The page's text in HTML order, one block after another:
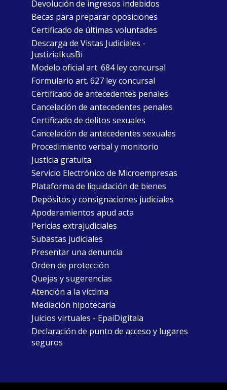
Devolución de ingresos indebidos
Becas para preparar oposiciones
Certificado de últimas voluntades
Descarga de Vistas Judiciales -
JustiziaIkusBi
Modelo oficial art. 684 ley concursal
Formulario art. 627 ley concursal
Certificado de antecedentes penales
Cancelación de antecedentes penales
Certificado de delitos sexuales
Cancelación de antecedentes sexuales
Procedimiento verbal y monitorio
Justicia gratuita
Servicio Electrónico de Microempresas
Plataforma de liquidación de bienes
Depósitos y consignaciones judiciales
Apoderamientos apud acta
Pericias extrajudiciales
Subastas judiciales
Presentar una denuncia
Orden de protección
Quejas y sugerencias
Atención a la víctima
Mediación hipotecaria
Juicios virtuales - EpaiDigitala
Declaración de punto de acceso y lugares
seguros